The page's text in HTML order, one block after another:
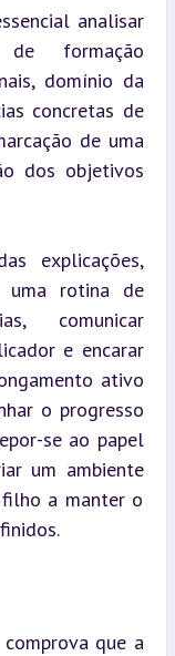
analisar
de formação
domínio da
concretas de
de uma
dos objetivos
explicações,
uma rotina de
comunicar
e encarar
ativo
o progresso
se ao papel
um ambiente
a manter o
que a